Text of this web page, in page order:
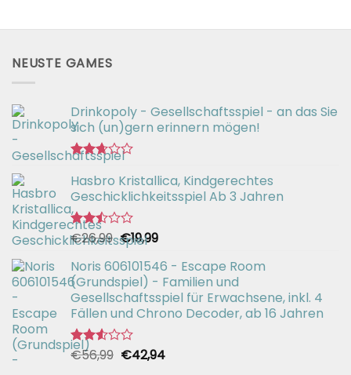
NEUSTE GAMES
Drinkopoly - Gesellschaftsspiel - an das Sie
sich (un)gern erinnern mögen!
Bewertet
mit
2.67
von 5
Hasbro Kristallica, Kindgerechtes
Geschicklichkeitsspiel Ab 3 Jahren
Bewertet
mit
2.49
von 5
€26,99 Ursprünglicher
Preis
war:
€26,99
€19,99Aktueller
ist:
€19,99.
Noris 606101546 - Escape Room
(Grundspiel) - Familien und
Gesellschaftsspiel für Erwachsene, inkl. 4
Fällen und Chrono Decoder, ab 16 Jahren
Bewertet
€56,99 Ursprünglicher
€42,94Aktueller